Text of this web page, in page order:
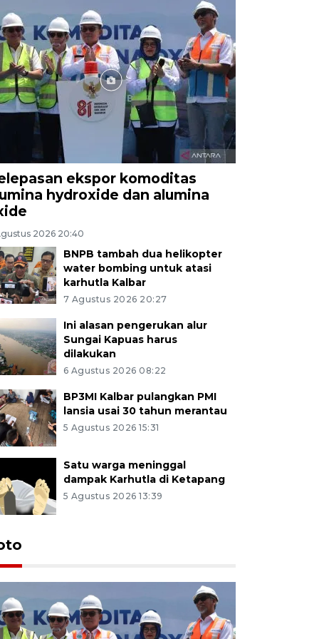
ekspor komoditas
hydroxide dan alumina
2026 20:40
BNPB tambah dua helikopter
water bombing untuk atasi
karhutla Kalbar
7 Agustus 2026 20:27
Ini alasan pengerukan alur
Sungai Kapuas harus
dilakukan
6 Agustus 2026 08:22
BP3MI Kalbar pulangkan PMI
lansia usai 30 tahun merantau
5 Agustus 2026 15:31
Satu warga meninggal
dampak Karhutla di Ketapang
5 Agustus 2026 13:39